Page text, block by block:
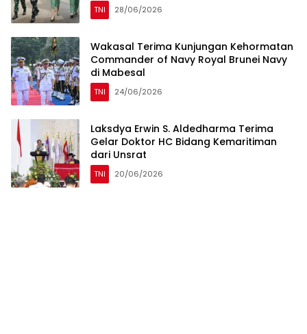
TNI 28/06/2026
Wakasal Terima Kunjungan Kehormatan
Commander of Navy Royal Brunei Navy
di Mabesal
TNI 24/06/2026
Laksdya Erwin S. Aldedharma Terima
Gelar Doktor HC Bidang Kemaritiman
dari Unsrat
TNI 20/06/2026